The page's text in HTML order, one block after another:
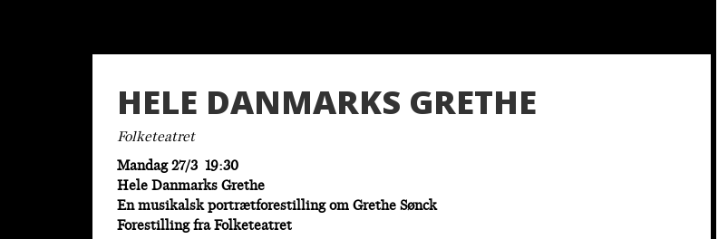
HELE DANMARKS GRETHE
Folketeatret
Mandag 27/3 19:30
Hele Danmarks Grethe
En musikalsk portrætforestilling om Grethe Sønck
Forestilling fra Folketeatret